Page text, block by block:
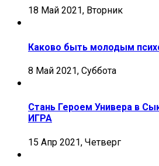
18 Май 2021, Вторник
Каково быть молодым
8 Май 2021, Суббота
Стань Героем Универа в
ИГРА
15 Апр 2021, Четверг